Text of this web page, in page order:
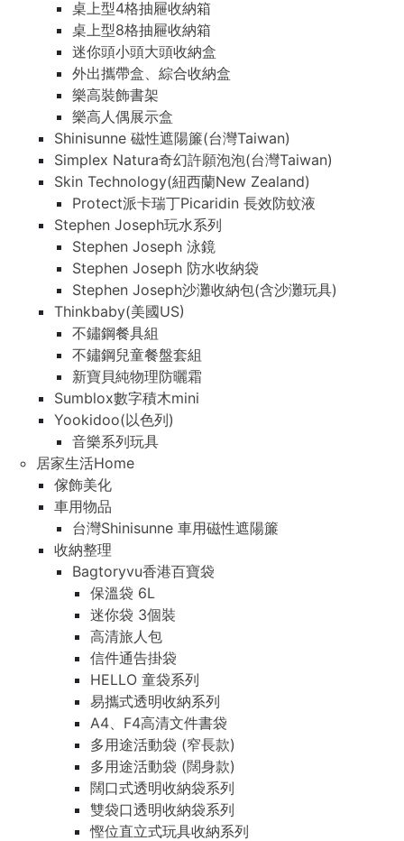
桌上型4格抽屜收納箱
桌上型8格抽屜收納箱
迷你頭小頭大頭收納盒
外出攜帶盒、綜合收納盒
樂高裝飾書架
樂高人偶展示盒
Shinisunne 磁性遮陽簾(台灣Taiwan)
Simplex Natura奇幻許願泡泡(台灣Taiwan)
Skin Technology(紐西蘭New Zealand)
Protect派卡瑞丁Picaridin 長效防蚊液
Stephen Joseph玩水系列
Stephen Joseph 泳鏡
Stephen Joseph 防水收納袋
Stephen Joseph沙灘收納包(含沙灘玩具)
Thinkbaby(美國US)
不鏽鋼餐具組
不鏽鋼兒童餐盤套組
新寶貝純物理防曬霜
Sumblox數字積木mini
Yookidoo(以色列)
音樂系列玩具
居家生活Home
傢飾美化
車用物品
台灣Shinisunne 車用磁性遮陽簾
收納整理
Bagtoryvu香港百寶袋
保溫袋 6L
迷你袋 3個裝
高清旅人包
信件通告掛袋
HELLO 童袋系列
易攜式透明收納系列
A4、F4高清文件書袋
多用途活動袋 (窄長款)
多用途活動袋 (闊身款)
闊口式透明收納袋系列
雙袋口透明收納袋系列
慳位直立式玩具收納系列